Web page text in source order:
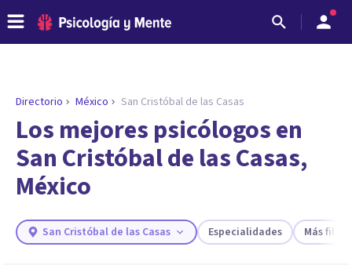
ENCONTRAR MI TERAPEUTA
¿Necesitas ayuda para encontrar el
psicólogo adecuado?
Responde a unas breves preguntas y te ofreceremos
los profesionales que más se ajustan a tus
Responder cuestionario
Directorio México San Cristóbal de las Casas
Los mejores psicólogos en
San Cristóbal de las Casas,
México
San Cristóbal de las Casas Especialidades Más